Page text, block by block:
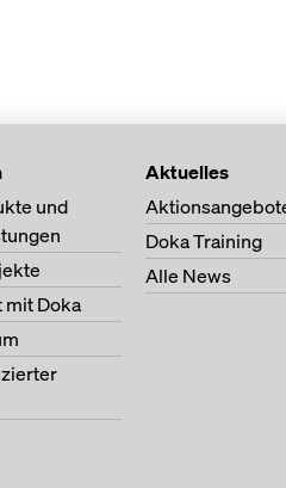
und
mit Doka
Aktuelles
Doka Training
Alle News